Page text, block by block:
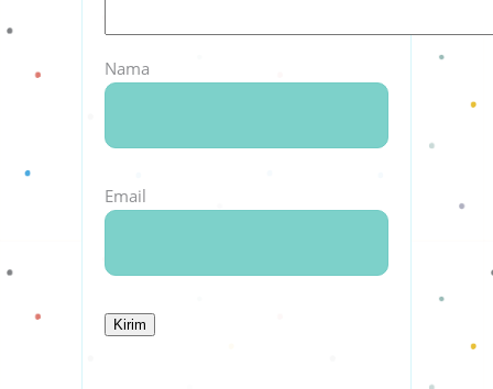
Nama
Email